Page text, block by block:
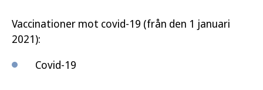
Vaccinationer mot covid-19 (från den 1 januari
2021):
Covid-19